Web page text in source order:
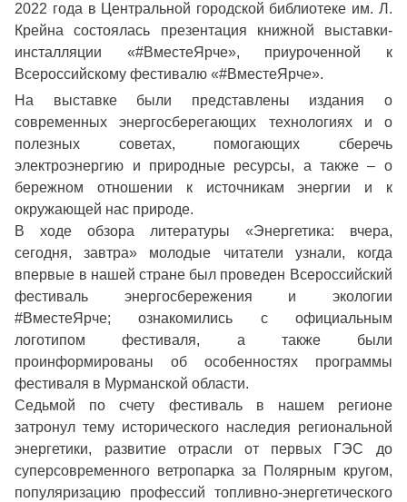
2022 года в Центральной городской библиотеке им. Л.
Крейна состоялась презентация книжной выставки-
инсталляции «#ВместеЯрче», приуроченной к
Всероссийскому фестивалю «#ВместеЯрче».
На выставке были представлены издания о
современных энергосберегающих технологиях и о
полезных советах, помогающих сберечь
электроэнергию и природные ресурсы, а также – о
бережном отношении к источникам энергии и к
окружающей нас природе.
В ходе обзора литературы «Энергетика: вчера,
сегодня, завтра» молодые читатели узнали, когда
впервые в нашей стране был проведен Всероссийский
фестиваль энергосбережения и экологии
#ВместеЯрче; ознакомились с официальным
логотипом фестиваля, а также были
проинформированы об особенностях программы
фестиваля в Мурманской области.
Седьмой по счету фестиваль в нашем регионе
затронул тему исторического наследия региональной
энергетики, развитие отрасли от первых ГЭС до
суперсовременного ветропарка за Полярным кругом,
популяризацию профессий топливно-энергетического